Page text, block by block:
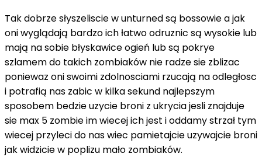
Tak dobrze słyszeliscie w unturned są bossowie a jak
oni wyglądają bardzo ich łatwo odruznic są wysokie lub
mają na sobie błyskawice ogień lub są pokrye
szlamem do takich zombiaków nie radze sie zblizac
poniewaz oni swoimi zdolnosciami rzucają na odległosc
i potrafią nas zabic w kilka sekund najlepszym
sposobem bedzie uzycie broni z ukrycia jesli znajduje
sie max 5 zombie im wiecej ich jest i oddamy strzał tym
wiecej przyleci do nas wiec pamietajcie uzywajcie broni
jak widzicie w poplizu mało zombiaków.